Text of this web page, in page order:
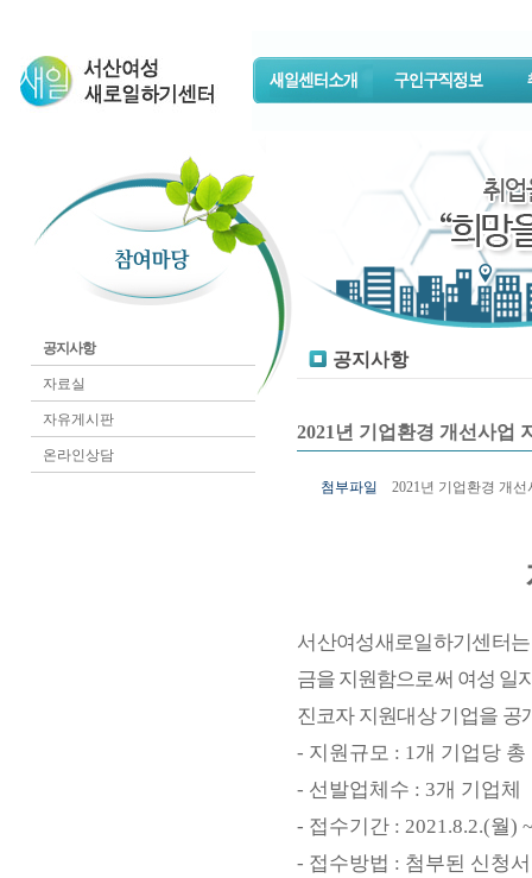
공지사항
자료실
자유게시판
온라인상담
공지사항
2021년 기업환경 개선사업
첨부파일 2021년 기업환경 개
서 산여성새로일하기센터
금을 지원함으로써 여성 일
진코자 지원대상 기업을 공
- 지원규모 : 1개 기업당
- 선발업체수 : 3개 기업체
- 접수기간 : 2021.8.2.(월)
- 접수방법 : 첨부된 신청